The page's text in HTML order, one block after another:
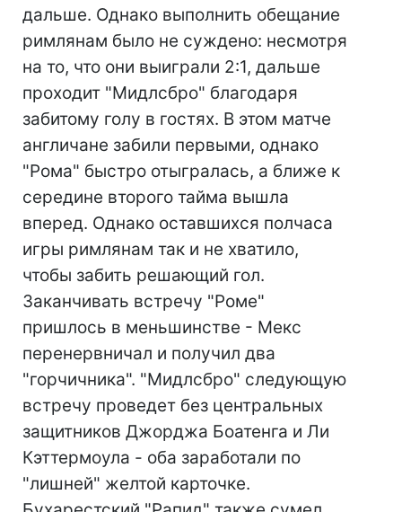
дальше. Однако выполнить обещание
римлянам было не суждено: несмотря
на то, что они выиграли 2:1, дальше
проходит "Мидлсбро" благодаря
забитому голу в гостях. В этом матче
англичане забили первыми, однако
"Рома" быстро отыгралась, а ближе к
середине второго тайма вышла
вперед. Однако оставшихся полчаса
игры римлянам так и не хватило,
чтобы забить решающий гол.
Заканчивать встречу "Роме"
пришлось в меньшинстве - Мекс
перенервничал и получил два
"горчичника". "Мидлсбро" следующую
встречу проведет без центральных
защитников Джорджа Боатенга и Ли
Кэттермоула - оба заработали по
"лишней" желтой карточке.